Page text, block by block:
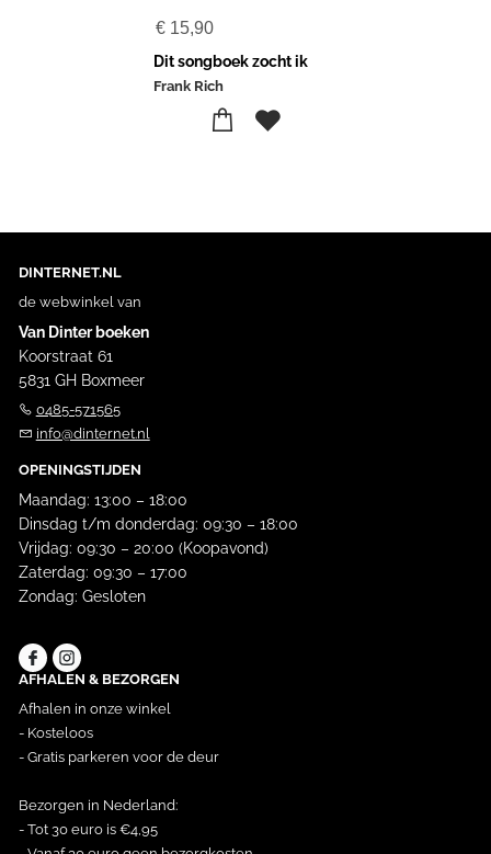
€ 15,90
Dit songboek zocht ik
Frank Rich
DINTERNET.NL
de webwinkel van
Van Dinter boeken
Koorstraat 61
5831 GH Boxmeer
0485-571565
info@dinternet.nl
OPENINGSTIJDEN
Maandag: 13:00 – 18:00
Dinsdag t/m donderdag: 09:30 – 18:00
Vrijdag: 09:30 – 20:00 (Koopavond)
Zaterdag: 09:30 – 17:00
Zondag: Gesloten
AFHALEN & BEZORGEN
Afhalen in onze winkel
- Kosteloos
- Gratis parkeren voor de deur
Bezorgen in Nederland:
- Tot 30 euro is €4,95